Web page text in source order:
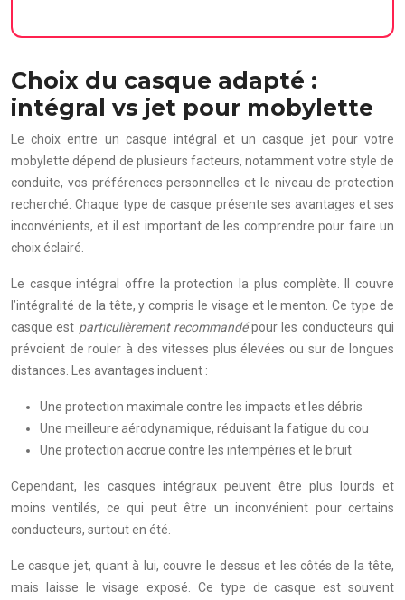
Choix du casque adapté :
intégral vs jet pour mobylette
Le choix entre un casque intégral et un casque jet pour votre
mobylette dépend de plusieurs facteurs, notamment votre style de
conduite, vos préférences personnelles et le niveau de protection
recherché. Chaque type de casque présente ses avantages et ses
inconvénients, et il est important de les comprendre pour faire un
choix éclairé.
Le casque intégral offre la protection la plus complète. Il couvre
l’intégralité de la tête, y compris le visage et le menton. Ce type de
casque est particulièrement recommandépour les conducteurs qui
prévoient de rouler à des vitesses plus élevées ou sur de longues
distances. Les avantages incluent :
Une protection maximale contre les impacts et les débris
Une meilleure aérodynamique, réduisant la fatigue du cou
Une protection accrue contre les intempéries et le bruit
Cependant, les casques intégraux peuvent être plus lourds et
moins ventilés, ce qui peut être un inconvénient pour certains
conducteurs, surtout en été.
Le casque jet, quant à lui, couvre le dessus et les côtés de la tête,
mais laisse le visage exposé. Ce type de casque est souvent